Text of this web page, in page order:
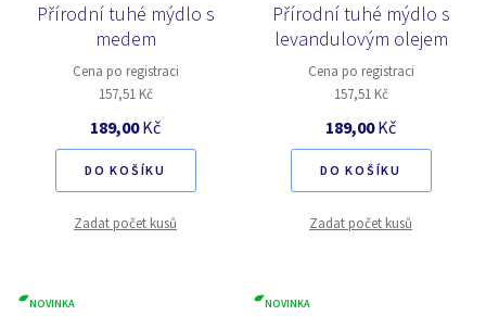
Přírodní tuhé mýdlo s
medem
Cena po registraci
157,51 Kč
189,00Kč
DO KOŠÍKU
Zadat počet kusů
Přírodní tuhé mýdlo s
levandulovým olejem
Cena po registraci
157,51 Kč
189,00Kč
DO KOŠÍKU
Zadat počet kusů
NOVINKA NOVINKA